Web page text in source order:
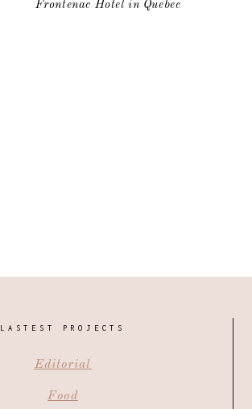
Frontenac Hotel in Quebec
LASTEST PROJECTS
Editorial
Food